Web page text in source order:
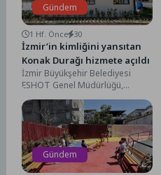
Gündem
1 Hf. Önce 30
İzmir’in kimliğini yansıtan
Konak Durağı hizmete açıldı
İzmir Büyükşehir Belediyesi
ESHOT Genel Müdürlüğü,
Atatürk Kültür Merkezi ile Konak
Vapur İskelesi'nin mimari
karakterinden...
Gündem